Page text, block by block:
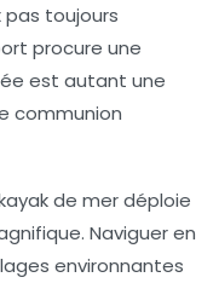
toujours
procure une
est autant une
communion
de mer déploie
Naviguer en
environnantes